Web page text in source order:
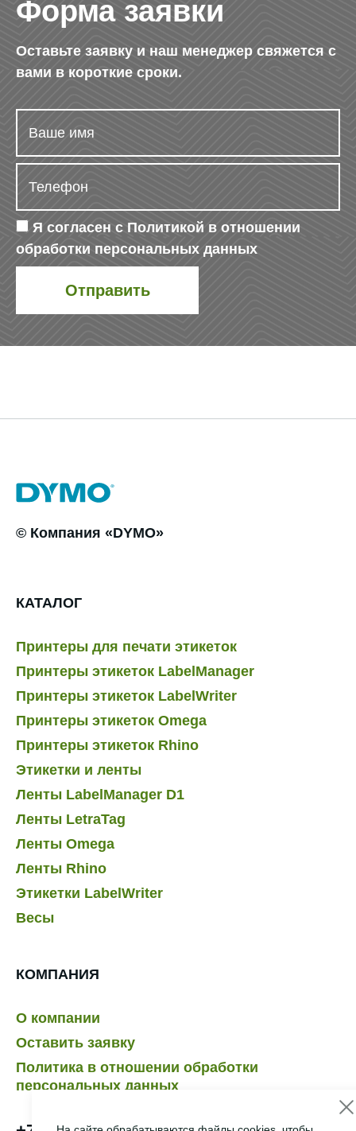
Форма заявки
Оставьте заявку и наш менеджер свяжется с
вами в короткие сроки.
Я согласен с Политикой в отношении
обработки персональных данных
© Компания «DYMO»
КАТАЛОГ
Принтеры для печати этикеток
Принтеры этикеток LabelManager
Принтеры этикеток LabelWriter
Принтеры этикеток Omega
Принтеры этикеток Rhino
Этикетки и ленты
Ленты LabelManager D1
Ленты LetraTag
Ленты Omega
Ленты Rhino
Этикетки LabelWriter
Весы
КОМПАНИЯ
О компании
Оставить заявку
Политика в отношении обработки
персональных данных